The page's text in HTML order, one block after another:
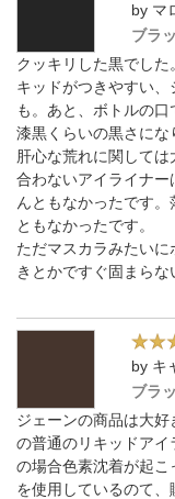
by マ
ブラ
クッキリした黒でし
キッドがつきやすい
も。あと、ボトルの
漆黒くらいの黒さにな
肝心な荒れに関しては
合わないアイライナ
んともなかったです
ともなかったです。
ただマスカラみたい
きとかですぐ固まらな
by キ
ブラ
ジェーンの商品は大
の普通のリキッドア
の場合色素沈着が起
を使用しているのて